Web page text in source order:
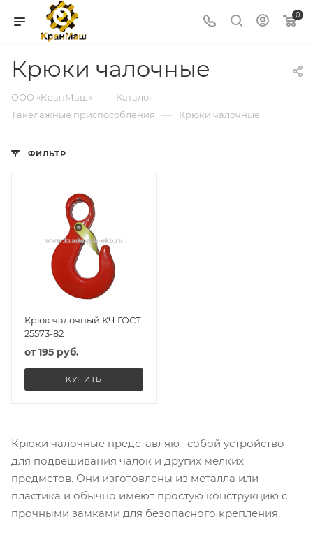
0
Крюки чалочные
ООО «КранМаш» — Каталог —
Такелажные приспособления — Крюки чалочные
ФИЛЬТР
Крюк чалочный КЧ ГОСТ
25573-82
от195 руб.
КУПИТЬ
Крюки чалочные представляют собой устройство
для подвешивания чалок и других мелких
предметов. Они изготовлены из металла или
пластика и обычно имеют простую конструкцию с
прочными замками для безопасного крепления.